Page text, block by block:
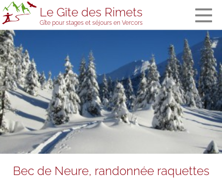
Le Gîte des Rimets
Gîte pour stages et séjours en Vercors
The gîte des
Rimets
General
information
The bedrooms
and the
dormitory
Meals
Welcome in
stopover
accommodation
Services and
equipment
Bec de Neure, randonnée raquettes